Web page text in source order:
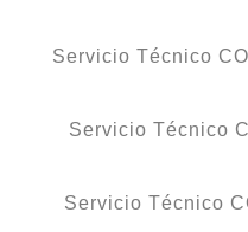
Servicio Técnico
Servicio Técnico
Servicio Técnico